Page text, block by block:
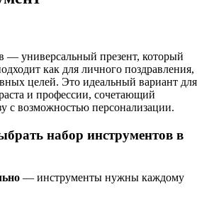
— универсальный презент, который
как для личного поздравления,
целей. Это идеальный вариант для
и профессии, сочетающий
с возможностью персонализации.
набор инструментов в
— инструменты нужны каждому